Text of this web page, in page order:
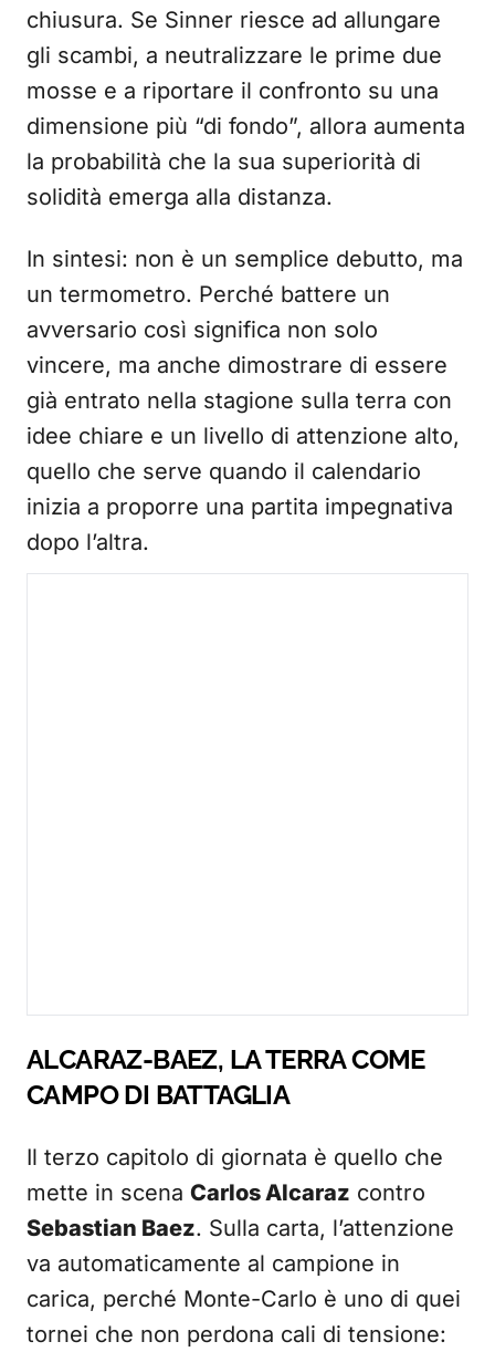
chiusura. Se Sinner riesce ad allungare
gli scambi, a neutralizzare le prime due
mosse e a riportare il confronto su una
dimensione più “di fondo”, allora aumenta
la probabilità che la sua superiorità di
solidità emerga alla distanza.
In sintesi: non è un semplice debutto, ma
un termometro. Perché battere un
avversario così significa non solo
vincere, ma anche dimostrare di essere
già entrato nella stagione sulla terra con
idee chiare e un livello di attenzione alto,
quello che serve quando il calendario
inizia a proporre una partita impegnativa
dopo l’altra.
ALCARAZ-BAEZ, LA TERRA COME
CAMPO DI BATTAGLIA
Il terzo capitolo di giornata è quello che
mette in scena Carlos Alcaraz contro
Sebastian Baez. Sulla carta, l’attenzione
va automaticamente al campione in
carica, perché Monte-Carlo è uno di quei
tornei che non perdona cali di tensione: